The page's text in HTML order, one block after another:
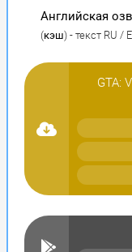
Английская
(кэш) - текст RU /
GTA: